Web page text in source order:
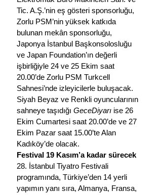
Tic. A.Ş.’nin eş gösteri sponsorluğu,
Zorlu PSM’nin yüksek katkıda
bulunan mekân sponsorluğu,
Japonya İstanbul Başkonsolosluğu
ve Japan Foundation’ın değerli
işbirliğiyle 24 ve 25 Ekim saat
20.00’de Zorlu PSM Turkcell
Sahnesi’nde izleyicilerle buluşacak.
Siyah Beyaz ve Renkli oyuncularının
sahneye taşıdığı GeceDiyarı ise 26
Ekim Cumartesi saat 20.00’de ve 27
Ekim Pazar saat 15.00’te Alan
Kadıköy’de olacak.
Festival 19 Kasım’a kadar sürecek
28. İstanbul Tiyatro Festivali
programında, Türkiye’den 14 yerli
yapımın yanı sıra, Almanya, Fransa,